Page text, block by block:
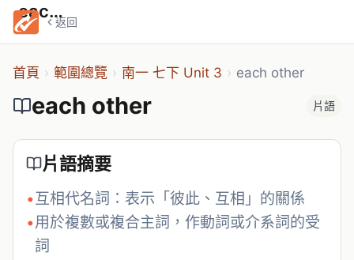
返回
each other
首頁 › 範圍總覽 › 南一 七下 Unit 3 › each other
each other 片語
片語摘要
•互相代名詞：表示「彼此、互相」的關係
•用於複數或複合主詞，作動詞或介系詞的受
詞